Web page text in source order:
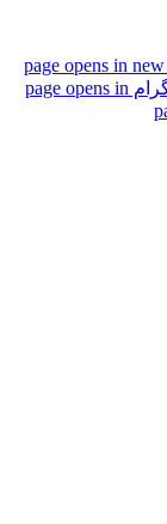
لینک‌دین page opens in new
تلگرام page opens in